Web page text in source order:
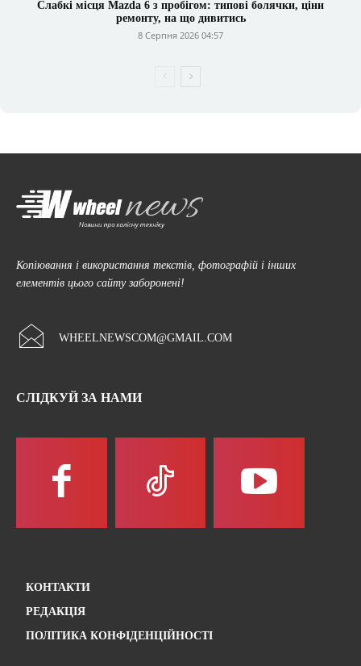
Слабкі місця Mazda 6 з пробігом: типові болячки, ціни
ремонту, на що дивитись
8 Серпня 2026 04:57
Копіювання і використання текстів, фотографій і інших
елементів цього сайту заборонені!
WHEELNEWSCOM@GMAIL.COM
СЛІДКУЙ ЗА НАМИ
КОНТАКТИ
РЕДАКЦІЯ
ПОЛІТИКА КОНФІДЕНЦІЙНОСТІ